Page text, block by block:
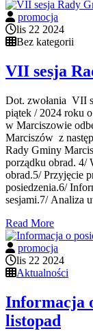
promocja
lis 22 2024
Bez kategorii
VII sesja
Dot. zwołania VII
piątek / 2024 roku
w Marciszowie
Marciszów z
Rady Gminy
porządku obrad. 4/
obrad.5/ Przyjęcie
posiedzenia.6/
sesjami.7/ Analiza
Read More
promocja
lis 22 2024
Aktualności
Informacja
listopad